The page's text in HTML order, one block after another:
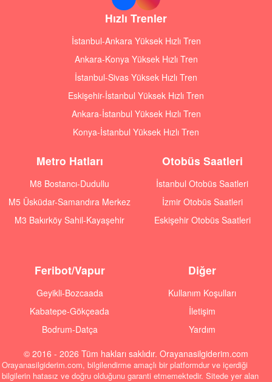
Hızlı Trenler
İstanbul-Ankara Yüksek Hızlı Tren
Ankara-Konya Yüksek Hızlı Tren
İstanbul-Sivas Yüksek Hızlı Tren
Eskişehir-İstanbul Yüksek Hızlı Tren
Ankara-İstanbul Yüksek Hızlı Tren
Konya-İstanbul Yüksek Hızlı Tren
Metro Hatları
M8 Bostancı-Dudullu
M5 Üsküdar-Samandıra Merkez
M3 Bakırköy Sahil-Kayaşehir
Otobüs Saatleri
İstanbul Otobüs Saatleri
İzmir Otobüs Saatleri
Eskişehir Otobüs Saatleri
Feribot/Vapur
Geyikli-Bozcaada
Kabatepe-Gökçeada
Bodrum-Datça
Diğer
Kullanım Koşulları
İletişim
Yardım
© 2016 - 2026 Tüm hakları saklıdır. Orayanasilgiderim.com
Orayanasilgiderim.com, bilgilendirme amaçlı bir platformdur ve içerdiği
bilgilerin hatasız ve doğru olduğunu garanti etmemektedir. Sitede yer alan